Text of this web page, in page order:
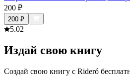
200 ₽
200 ₽
5.02
Издай свою книгу
Создай свою книгу с Rideró